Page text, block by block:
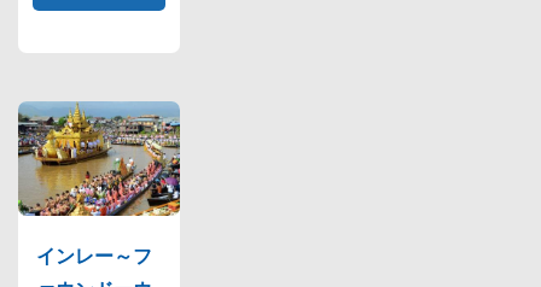
インレー～フ